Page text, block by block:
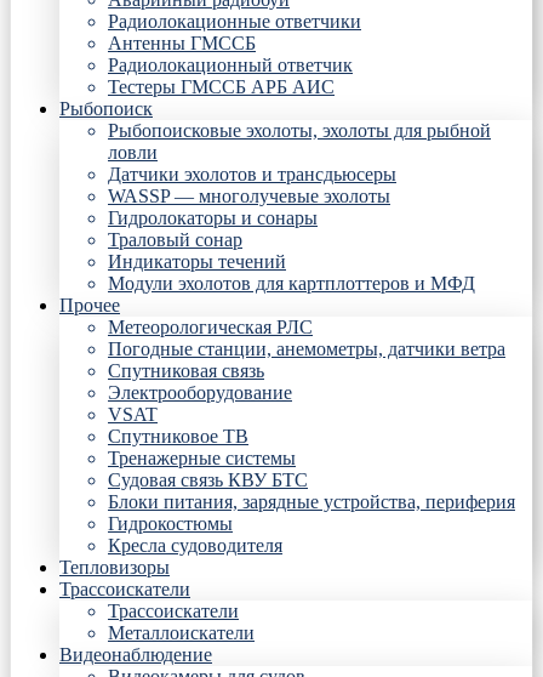
Радиолокационные ответчики
Антенны ГМССБ
Радиолокационный ответчик
Тестеры ГМССБ АРБ АИС
Рыбопоиск
Рыбопоисковые эхолоты, эхолоты для рыбной
ловли
Датчики эхолотов и трансдьюсеры
WASSP — многолучевые эхолоты
Гидролокаторы и сонары
Траловый сонар
Индикаторы течений
Модули эхолотов для картплоттеров и МФД
Прочее
Метеорологическая РЛС
Погодные станции, анемометры, датчики ветра
Спутниковая связь
Электрооборудование
VSAT
Спутниковое ТВ
Тренажерные системы
Судовая связь КВУ БТС
Блоки питания, зарядные устройства, периферия
Гидрокостюмы
Кресла судоводителя
Тепловизоры
Трассоискатели
Трассоискатели
Металлоискатели
Видеонаблюдение